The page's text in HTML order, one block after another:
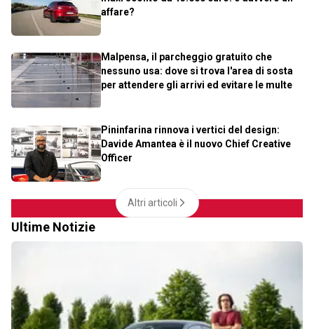
affare?
Malpensa, il parcheggio gratuito che
nessuno usa: dove si trova l'area di sosta
per attendere gli arrivi ed evitare le multe
Pininfarina rinnova i vertici del design:
Davide Amantea è il nuovo Chief Creative
Officer
Altri articoli
Ultime Notizie